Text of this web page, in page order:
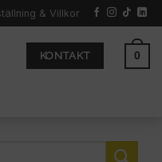
& Villkor
KONTAKT 0